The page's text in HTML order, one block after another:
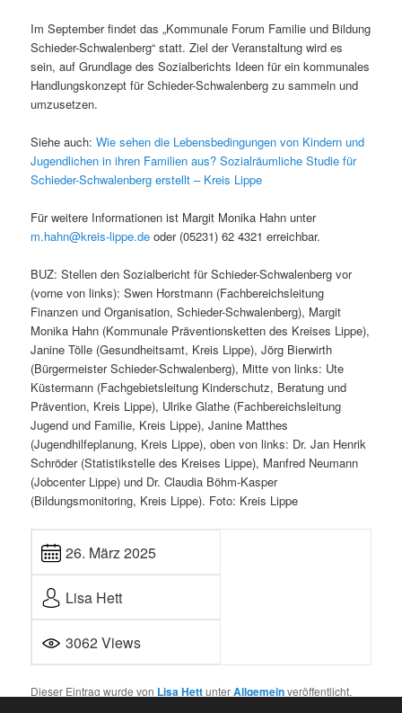
Im September findet das „Kommunale Forum Familie und Bildung
Schieder-Schwalenberg“ statt. Ziel der Veranstaltung wird es
sein, auf Grundlage des Sozialberichts Ideen für ein kommunales
Handlungskonzept für Schieder-Schwalenberg zu sammeln und
umzusetzen.
Siehe auch:Wie sehen die Lebensbedingungen von Kindern und
Jugendlichen in ihren Familien aus? Sozialräumliche Studie für
Schieder-Schwalenberg erstellt – Kreis Lippe
Für weitere Informationen ist Margit Monika Hahn unter
m.hahn@kreis-lippe.de oder (05231) 62 4321 erreichbar.
BUZ: Stellen den Sozialbericht für Schieder-Schwalenberg vor
(vorne von links): Swen Horstmann (Fachbereichsleitung
Finanzen und Organisation, Schieder-Schwalenberg), Margit
Monika Hahn (Kommunale Präventionsketten des Kreises Lippe),
Janine Tölle (Gesundheitsamt, Kreis Lippe), Jörg Bierwirth
(Bürgermeister Schieder-Schwalenberg), Mitte von links: Ute
Küstermann (Fachgebietsleitung Kinderschutz, Beratung und
Prävention, Kreis Lippe), Ulrike Glathe (Fachbereichsleitung
Jugend und Familie, Kreis Lippe), Janine Matthes
(Jugendhilfeplanung, Kreis Lippe), oben von links: Dr. Jan Henrik
Schröder (Statistikstelle des Kreises Lippe), Manfred Neumann
(Jobcenter Lippe) und Dr. Claudia Böhm-Kasper
(Bildungsmonitoring, Kreis Lippe). Foto: Kreis Lippe
26. März 2025
Lisa Hett
3062 Views
Dieser Eintrag wurde von Lisa HettunterAllgemeinveröffentlicht.